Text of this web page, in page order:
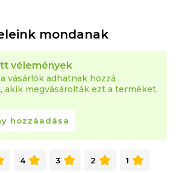
mondanak
vélemények
vásárlók adhatnak hozzá
akik megvásárolták ezt a terméket.
hozzáadása
4 3 2 1